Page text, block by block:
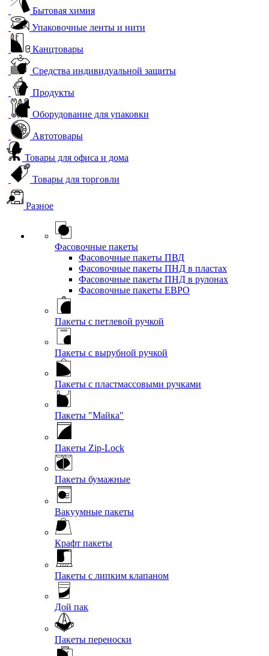
Бытовая химия
Упаковочные ленты и нити
Канцтовары
Средства индивидуальной защиты
Продукты
Оборудование для упаковки
Автотовары
Товары для офиса и дома
Товары для торговли
Разное
Фасовочные пакеты
Фасовочные пакеты ПВД
Фасовочные пакеты ПНД в пластах
Фасовочные пакеты ПНД в рулонах
Фасовочные пакеты ЕВРО
Пакеты с петлевой ручкой
Пакеты с вырубной ручкой
Пакеты с пластмассовыми ручками
Пакеты "Майка"
Пакеты Zip-Lock
Пакеты бумажные
Вакуумные пакеты
Крафт пакеты
Пакеты с липким клапаном
Дой пак
Пакеты переноски